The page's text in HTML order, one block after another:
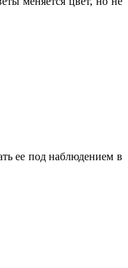
ее под наблюдением в